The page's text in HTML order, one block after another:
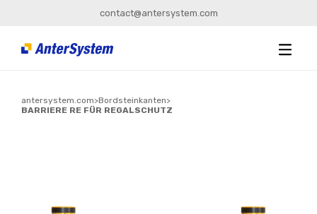
contact@antersystem.com
antersystem.com>Bordsteinkanten>
BARRIERE RE FÜR REGALSCHUTZ